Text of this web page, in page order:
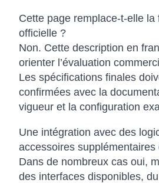
Cette page remplace-t-elle la
officielle ?
Non. Cette description en
orienter l’évaluation
Les spécifications finales
confirmées avec la
vigueur et la configuration
Une intégration avec des
accessoires
Dans de nombreux cas oui,
des interfaces disponibles,